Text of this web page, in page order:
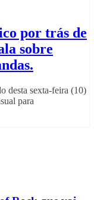
por trás de
sobre
desta sexta-feira (10)
para